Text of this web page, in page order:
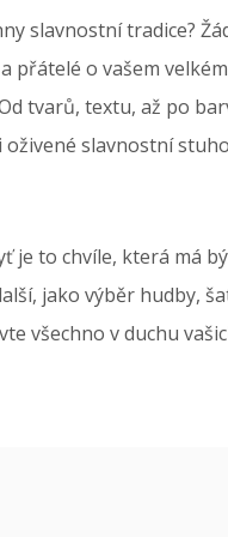
slavnostní tradice?
přátelé o vašem
tvarů, textu, až po
slavnostní
je to chvíle, která má
jako výběr hudby,
všechno v duchu